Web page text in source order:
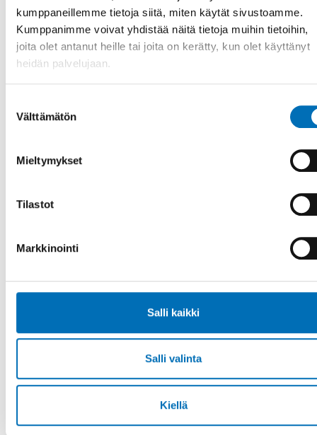
kumppaneillemme tietoja siitä, miten käytät sivustoamme.
Kumppanimme voivat yhdistää näitä tietoja muihin tietoihin,
joita olet antanut heille tai joita on kerätty, kun olet käyttänyt
heidän palvelujaan.
valinta
Välttämätön
Mieltymykset
Tilastot
Markkinointi
Salli kaikki
Salli valinta
Kiellä
23 huhti 2020